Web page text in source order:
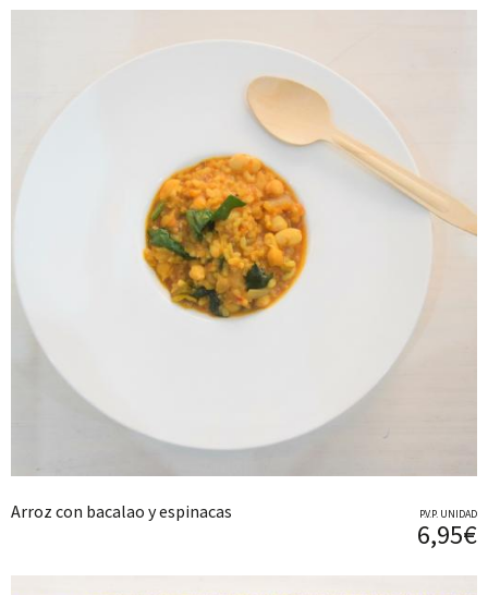
Arroz con bacalao y espinacas P.V.P. UNIDAD
6,95€